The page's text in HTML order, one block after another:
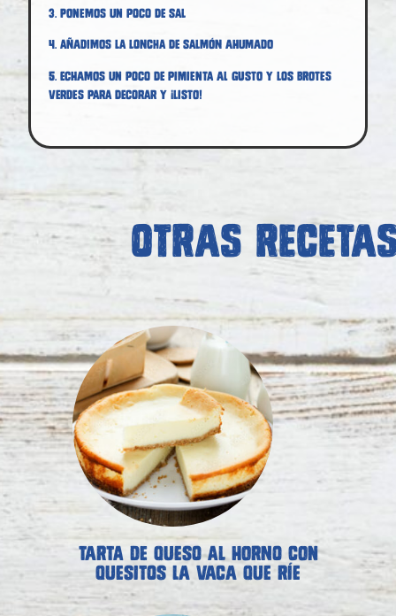
3. Ponemos un poco de sal
4. Añadimos la loncha de salmón ahumado
5. Echamos un poco de pimienta al gusto y los brotes
verdes para decorar y ¡listo!
OTRAS
TARTA DE QUESO AL HORNO CON
QUESITOS LA VACA QUE RÍE